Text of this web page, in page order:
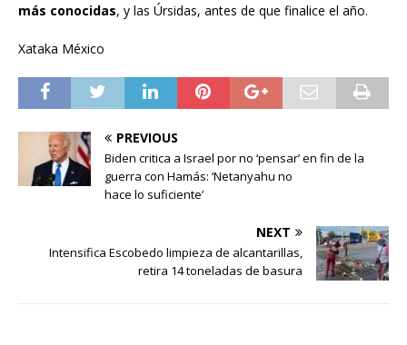
más conocidas, y las Úrsidas, antes de que finalice el año.
Xataka México
PREVIOUS
Biden critica a Israel por no ‘pensar’ en fin de la
guerra con Hamás: ‘Netanyahu no
hace lo suficiente’
NEXT
Intensifica Escobedo limpieza de alcantarillas,
retira 14 toneladas de basura